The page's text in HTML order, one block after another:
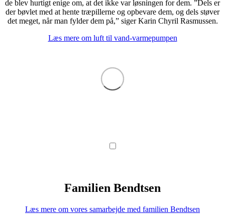
de blev hurtigt enige om, at det ikke var løsningen for dem. ”Dels er
der bøvlet med at hente træpillerne og opbevare dem, og dels støver
det meget, når man fylder dem på,” siger Karin Chyril Rasmussen.
Læs mere om luft til vand-varmepumpen
Familien Bendtsen
Læs mere om vores samarbejde med familien Bendtsen